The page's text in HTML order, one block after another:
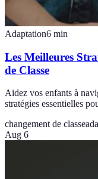
Adaptation6 min
Les Meilleures
de Classe
Aidez vos enfants à
stratégies essentielles
changement de classe
Aug 6